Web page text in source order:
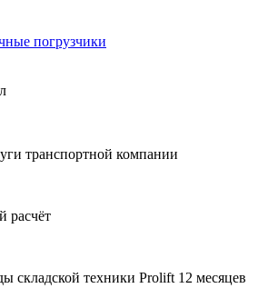
погрузчики
транспортной компании
расчёт
складской техники Prolift 12 месяцев